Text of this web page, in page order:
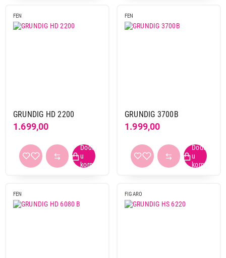
FEN
GRUNDIG HD 2200
1.699,00
FEN
GRUNDIG 3700B
1.999,00
FEN FIGARO